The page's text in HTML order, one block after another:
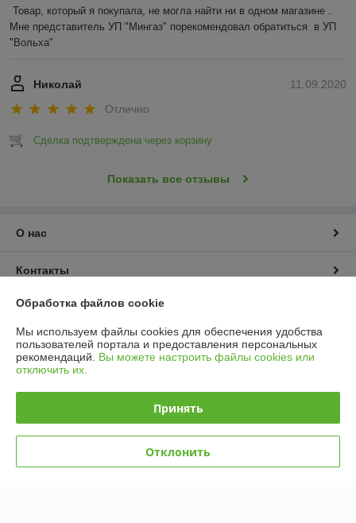
Товар, который я покупала, не могла найти ни в одном магазине .
Мне представитель УП "Мингаз" порекомендовал обратиться  в УП
"Вольха"
11.09.2020
Николай
Отлично
Сделка подтверждена через корзину
Показать все отзывы
О нас
Контакты
Доставка и оплата
График работы
Политика обработки cookies
Сайт создан на платформе Deal.by
Обработка файлов cookie
Мы используем файлы cookies для обеспечения удобства
пользователей портала и предоставления персональных
рекомендаций. Вы можете настроить файлы cookies или
отключить их.
Принять
Отклонить